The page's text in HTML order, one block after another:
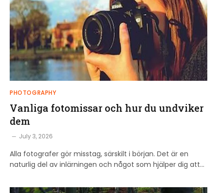
PHOTOGRAPHY
Vanliga fotomissar och hur du undviker
dem
July 3, 2026
Alla fotografer gör misstag, särskilt i början. Det är en
naturlig del av inlärningen och något som hjälper dig att…